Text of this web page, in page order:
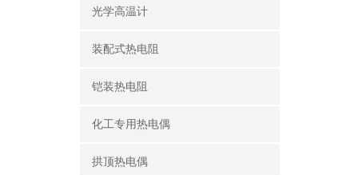
光学高温计
装配式热电阻
铠装热电阻
化工专用热电偶
拱顶热电偶